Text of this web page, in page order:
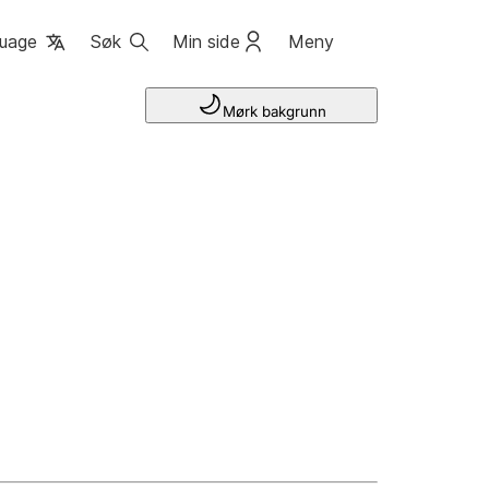
Søk Min side Meny
Mørk bakgrunn